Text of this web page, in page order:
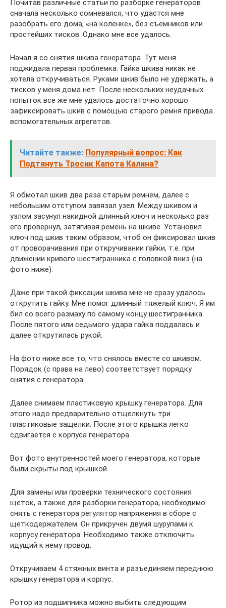
Почитав различные статьи по разборке генераторов
сначала несколько сомневался, что удастся мне
разобрать его дома, «на коленке», без съемников или
простейших тисков. Однако мне все удалось.
Начал я со снятия шкива генератора. Тут меня
поджидала первая проблемка. Гайка шкива никак не
хотела откручиваться. Руками шкив было не удержать, а
тисков у меня дома нет. После нескольких неудачных
попыток все же мне удалось достаточно хорошо
зафиксировать шкив с помощью старого ремня привода
вспомогательных агрегатов.
Читайте также: Популярный вопрос: Как
Подтянуть Тросик Капота Калина?
Я обмотал шкив два раза старым ремнем, далее с
небольшим отступом завязал узел. Между шкивом и
узлом засунул накидной длинный ключ и несколько раз
его провернул, затягивая ремень на шкиве. Установил
ключ под шкив таким образом, чтоб он фиксировал шкив
от проворачивания при откручивании гайки, т.е. при
движении кривого шестигранника с головкой вниз (на
фото ниже).
Даже при такой фиксации шкива мне не сразу удалось
открутить гайку. Мне помог длинный тяжелый ключ. Я им
бил со всего размаху по самому концу шестигранника.
После пятого или седьмого удара гайка поддалась и
далее открутилась рукой.
На фото ниже все то, что снялось вместе со шкивом.
Порядок (с права на лево) соответствует порядку
снятия с генератора.
Далее снимаем пластиковую крышку генератора. Для
этого надо предварительно отщелкнуть три
пластиковые защелки. После этого крышка легко
сдвигается с корпуса генератора.
Вот фото внутренностей моего генератора, которые
были скрыты под крышкой.
Для замены или проверки технического состояния
щеток, а также для разборки генератора, необходимо
снять с генератора регулятор напряжения в сборе с
щеткодержателем. Он прикручен двумя шурупами к
корпусу генератора. Необходимо также отключить
идущий к нему провод.
Откручиваем 4 стяжных винта и разъединяем переднюю
крышку генератора и корпус.
Ротор из подшипника можно выбить следующим